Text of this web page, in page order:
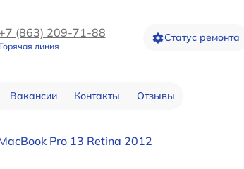
+7 (863) 209-71-88
линия
Статус ремонта
Вакансии Контакты Отзывы
Pro 13 Retina 2012